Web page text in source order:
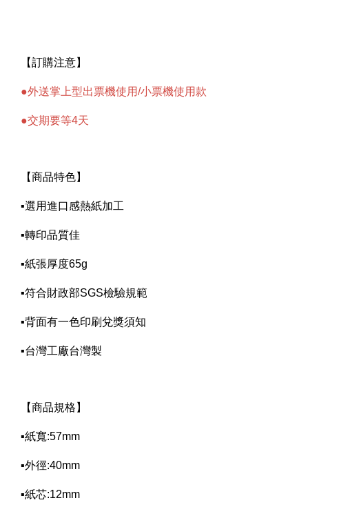
【訂購注意】
●外送掌上型出票機使用/小票機使用款
●交期要等4天
【商品特色】
▪選用進口感熱紙加工
▪轉印品質佳
▪紙張厚度65g
▪符合財政部SGS檢驗規範
▪背面有一色印刷兌獎須知
▪台灣工廠台灣製
【商品規格 】
▪紙寬:57mm
▪外徑:40mm
▪紙芯:12mm